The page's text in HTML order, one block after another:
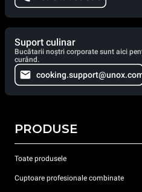
Suport culinar
Bucătarii noștri corporate sunt aici
curând.
PRODUSE
Toate produsele
Cuptoare profesionale combinate